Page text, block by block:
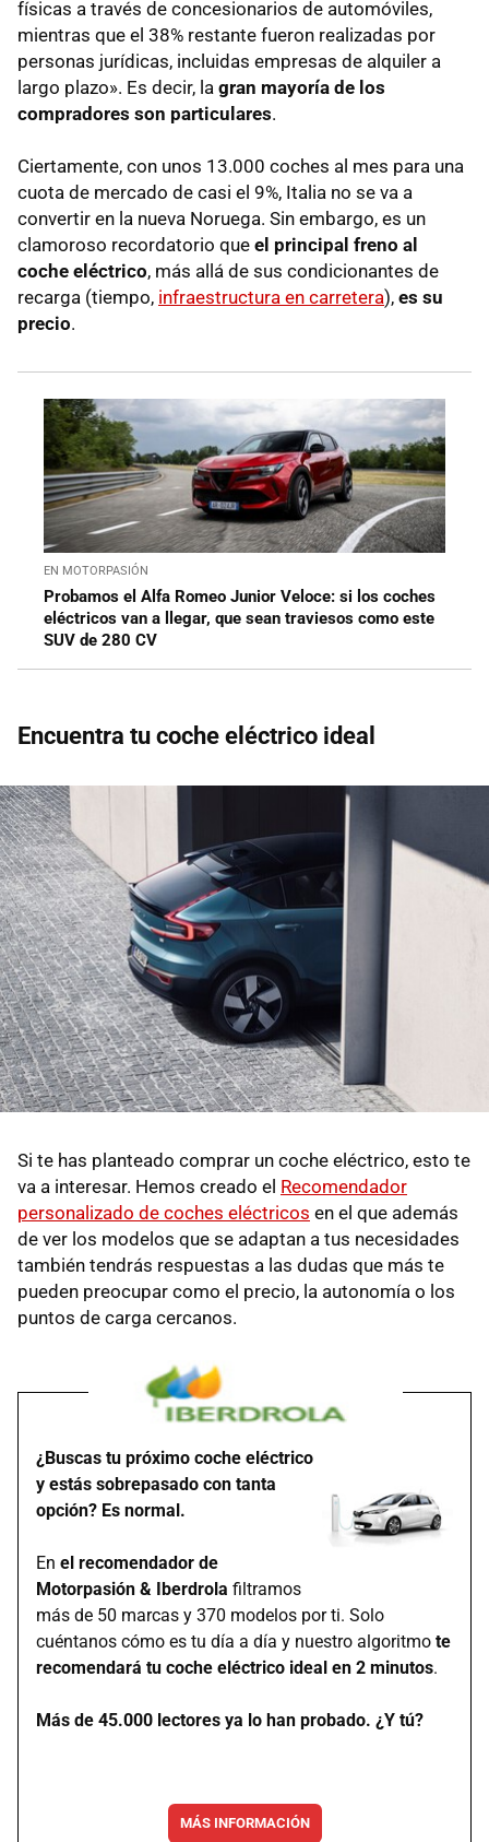
físicas a través de concesionarios de automóviles,
mientras que el 38% restante fueron realizadas por
personas jurídicas, incluidas empresas de alquiler a
largo plazo». Es decir, la gran mayoría de los
compradores son particulares.
Ciertamente, con unos 13.000 coches al mes para una
cuota de mercado de casi el 9%, Italia no se va a
convertir en la nueva Noruega. Sin embargo, es un
clamoroso recordatorio que el principal freno al
coche eléctrico, más allá de sus condicionantes de
recarga (tiempo, infraestructura en carretera), es su
precio.
EN MOTORPASIÓN
Probamos el Alfa Romeo Junior Veloce: si los coches
eléctricos van a llegar, que sean traviesos como este
SUV de 280 CV
Encuentra tu coche eléctrico ideal
Si te has planteado comprar un coche eléctrico, esto te
va a interesar. Hemos creado el Recomendador
personalizado de coches eléctricos en el que además
de ver los modelos que se adaptan a tus necesidades
también tendrás respuestas a las dudas que más te
pueden preocupar como el precio, la autonomía o los
puntos de carga cercanos.
¿Buscas tu próximo coche eléctrico
y estás sobrepasado con tanta
opción? Es normal.
En el recomendador de
Motorpasión & Iberdrola filtramos
más de 50 marcas y 370 modelos por ti. Solo
cuéntanos cómo es tu día a día y nuestro algoritmo te
recomendará tu coche eléctrico ideal en 2 minutos.
Más de 45.000 lectores ya lo han probado. ¿Y tú?
MÁS INFORMACIÓN